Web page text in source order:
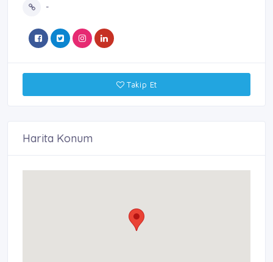
-
Takip Et
Harita Konum